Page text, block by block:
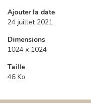
Ajouter la date
24 juillet 2021
Dimensions
1024 x 1024
Taille
46 Ko